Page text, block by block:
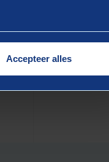
Accepteer alles
die
sector, de